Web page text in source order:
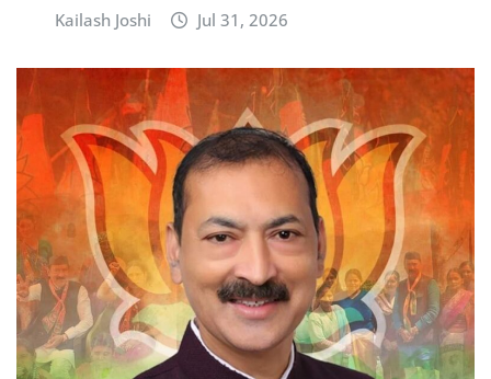
Kailash Joshi Jul 31, 2026